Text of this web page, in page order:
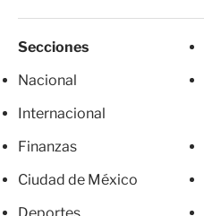
Secciones
Nacional
Internacional
Finanzas
Ciudad de México